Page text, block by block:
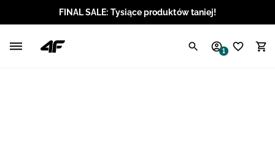
FINAL SALE: Tysiące produktów taniej!
1